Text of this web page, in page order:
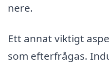
nere.
Ett annat viktigt
som efterfrågas.